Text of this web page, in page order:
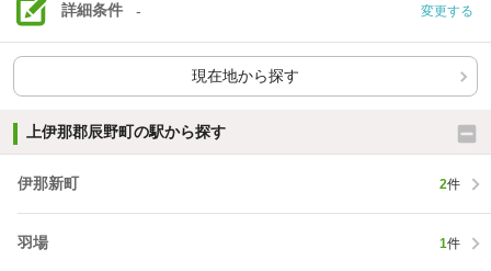
詳細条件 - 変更する
現在地から探す
上伊那郡辰野町の駅から探す
伊那新町 2件
羽場 1件